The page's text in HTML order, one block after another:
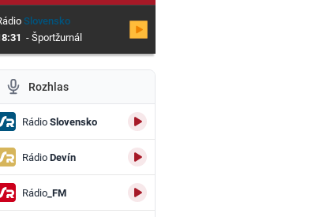
Slovensko
- Športžurnál
Rozhlas
RádioSlovensko
RádioDevín
Rádio_FM